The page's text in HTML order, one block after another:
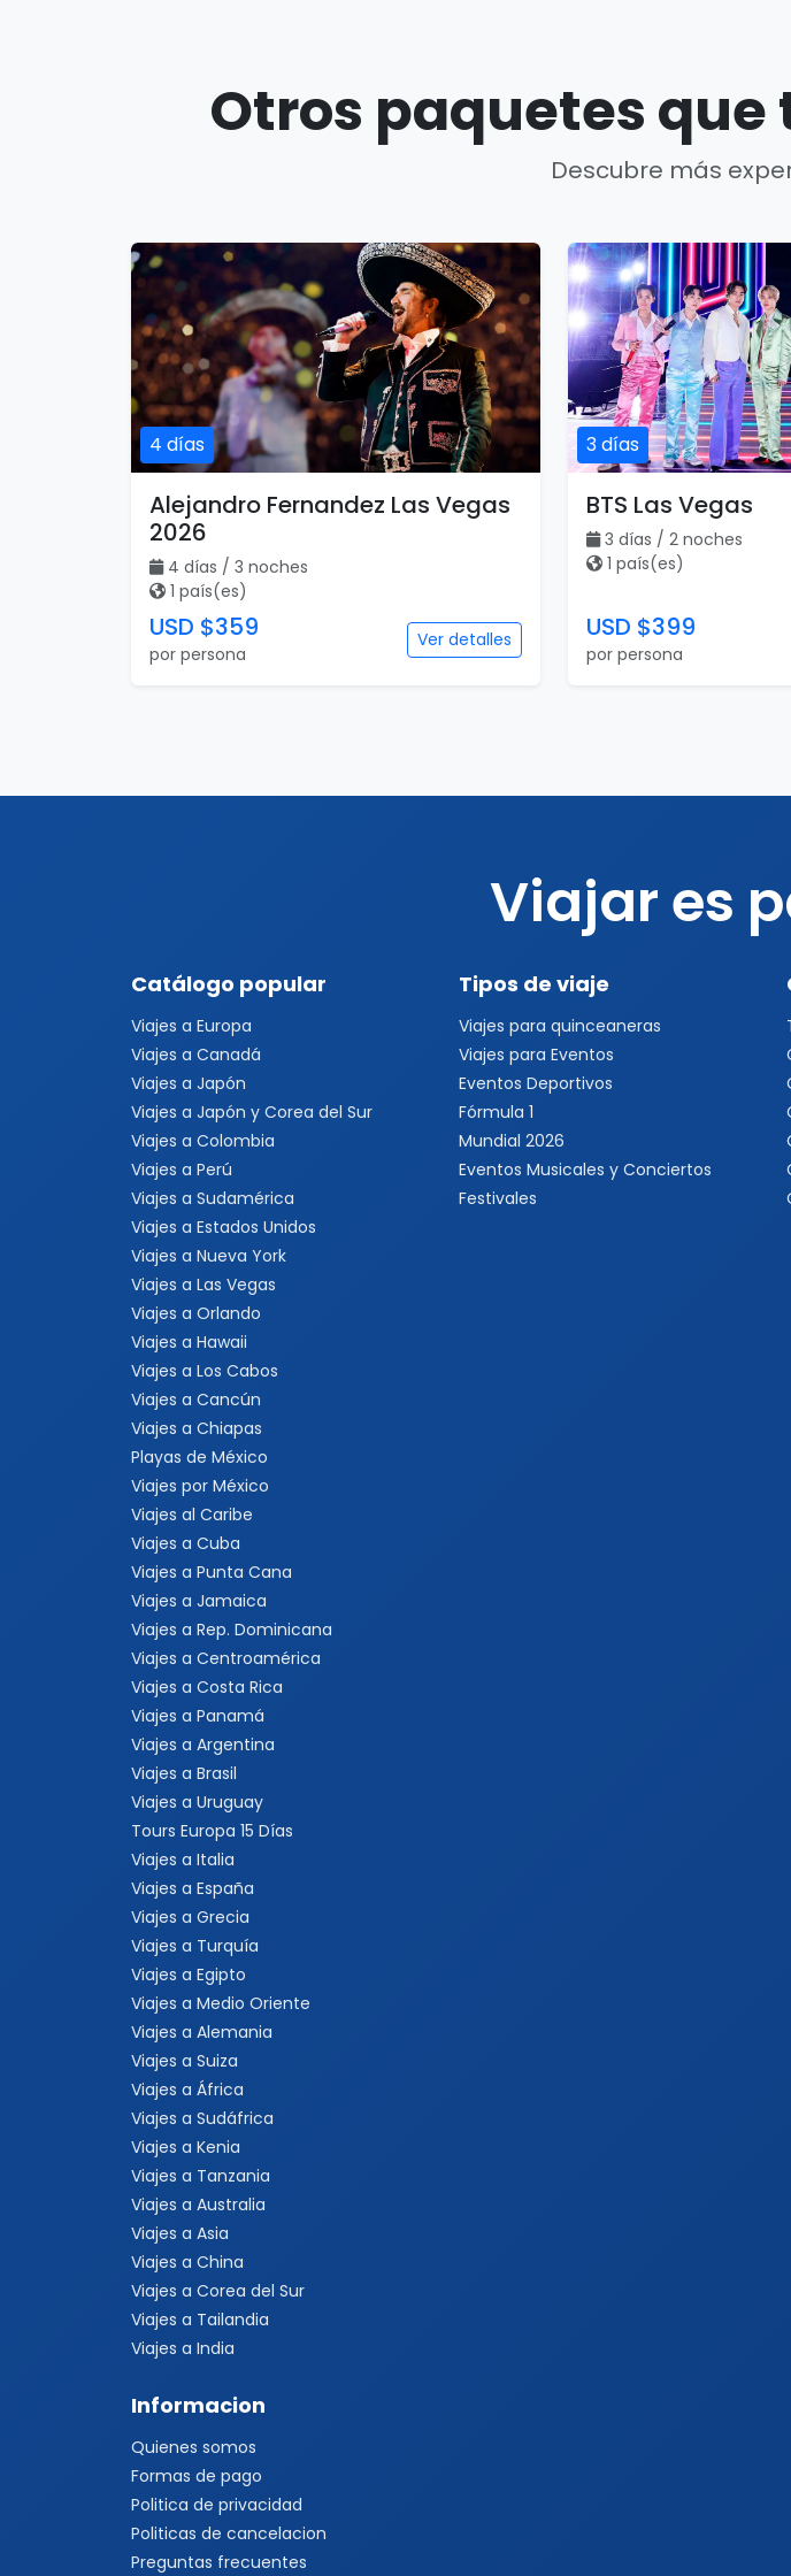
Otros paquetes
Descubre más
4 días
Alejandro Fernandez Las Vegas
2026
4 días / 3 noches
1 país(es)
USD $359
por persona
Ver detalles
3 días
BTS Las Vegas
3 días / 2 noches
1 país(es)
USD $399
por persona
Viajar es
Catálogo popular
Viajes a Europa
Viajes a Canadá
Viajes a Japón
Viajes a Japón y Corea del Sur
Viajes a Colombia
Viajes a Perú
Viajes a Sudamérica
Viajes a Estados Unidos
Viajes a Nueva York
Viajes a Las Vegas
Viajes a Orlando
Viajes a Hawaii
Viajes a Los Cabos
Viajes a Cancún
Viajes a Chiapas
Playas de México
Viajes por México
Viajes al Caribe
Viajes a Cuba
Viajes a Punta Cana
Viajes a Jamaica
Viajes a Rep. Dominicana
Viajes a Centroamérica
Viajes a Costa Rica
Viajes a Panamá
Viajes a Argentina
Viajes a Brasil
Viajes a Uruguay
Tours Europa 15 Días
Viajes a Italia
Viajes a España
Viajes a Grecia
Viajes a Turquía
Viajes a Egipto
Viajes a Medio Oriente
Viajes a Alemania
Viajes a Suiza
Viajes a África
Viajes a Sudáfrica
Viajes a Kenia
Viajes a Tanzania
Viajes a Australia
Viajes a Asia
Viajes a China
Viajes a Corea del Sur
Viajes a Tailandia
Viajes a India
Tipos de viaje
Viajes para quinceaneras
Viajes para Eventos
Eventos Deportivos
Fórmula 1
Mundial 2026
Eventos Musicales y Conciertos
Festivales
Informacion
Quienes somos
Formas de pago
Politica de privacidad
Politicas de cancelacion
Preguntas frecuentes